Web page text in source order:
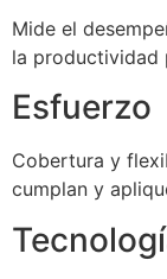
Mide el
la productividad
Esfuerzo
Cobertura y
cumplan y